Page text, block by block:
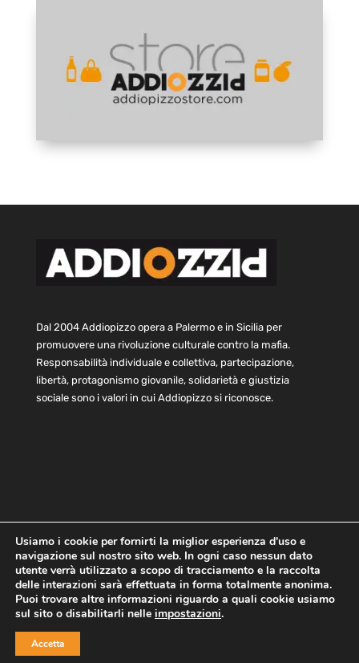
Dal 2004 Addiopizzo opera a Palermo e in Sicilia per
promuovere una rivoluzione culturale contro la mafia.
Responsabilità individuale e collettiva, partecipazione,
libertà, protagonismo giovanile, solidarietà e giustizia
sociale sono i valori in cui Addiopizzo si riconosce.
Home Statuto e bilancio
Contatti
Privacy
Cookie Child Protection Policy
Copyright © 2021 AddioPizzo | Tutti i diritti riservati | Sede
Usiamo i cookie per fornirti la miglior esperienza d'uso e
navigazione sul nostro sito web. In ogni caso nessun dato
utente verrà utilizzato a scopo di tracciamento e la raccolta
delle interazioni sarà effettuata in forma totalmente anonima.
Puoi trovare altre informazioni riguardo a quali cookie usiamo
sul sito o disabilitarli nelle impostazioni.
Accetta